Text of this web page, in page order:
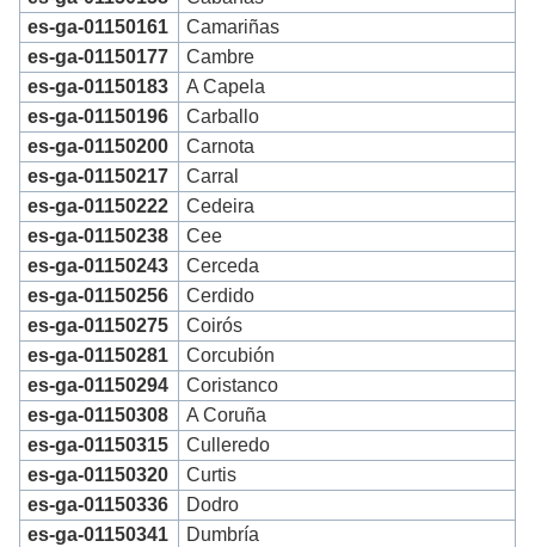
es-ga-01150161
Camariñas
es-ga-01150177
Cambre
es-ga-01150183
A Capela
es-ga-01150196
Carballo
es-ga-01150200
Carnota
es-ga-01150217
Carral
es-ga-01150222
Cedeira
es-ga-01150238
Cee
es-ga-01150243
Cerceda
es-ga-01150256
Cerdido
es-ga-01150275
Coirós
es-ga-01150281
Corcubión
es-ga-01150294
Coristanco
es-ga-01150308
A Coruña
es-ga-01150315
Culleredo
es-ga-01150320
Curtis
es-ga-01150336
Dodro
es-ga-01150341
Dumbría